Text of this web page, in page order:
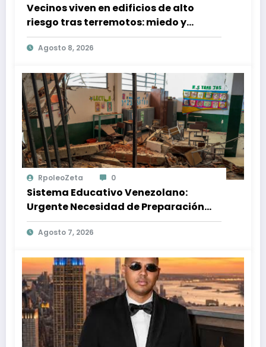
Vecinos viven en edificios de alto
riesgo tras terremotos: miedo y
resiliència en Caracas
Agosto 8, 2026
RpoleoZeta 0
Sistema Educativo Venezolano:
Urgente Necesidad de Preparación
Ante Desastres Naturales
Agosto 7, 2026